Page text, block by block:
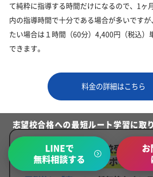
て純粋に指導する時間だけになるので、1ヶ
内の指導時間で十分である場合が多いです
たい場合は１時間（60分）4,400円（税込）
できます。
料金の詳細はこちら
小樽未来創造高校受験勉
学習内容をピンポイント
志望校合格への最短ルート学習に取
LINEで
無料相談する